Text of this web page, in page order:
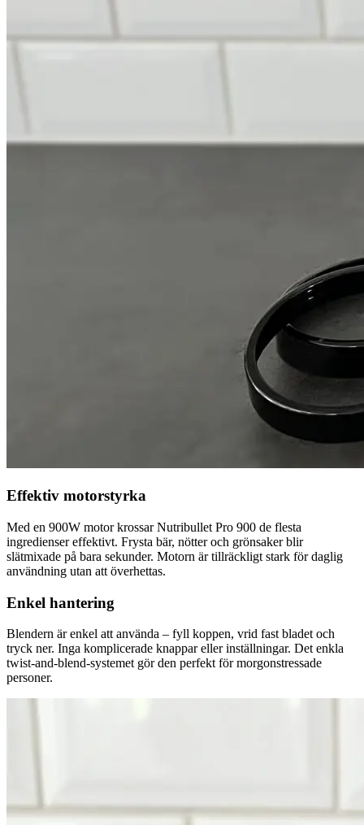
Effektiv motorstyrka
Med en 900W motor krossar Nutribullet Pro 900 de flesta
ingredienser effektivt. Frysta bär, nötter och grönsaker blir
slätmixade på bara sekunder. Motorn är tillräckligt stark för daglig
användning utan att överhettas.
Enkel hantering
Blendern är enkel att använda – fyll koppen, vrid fast bladet och
tryck ner. Inga komplicerade knappar eller inställningar. Det enkla
twist-and-blend-systemet gör den perfekt för morgonstressade
personer.